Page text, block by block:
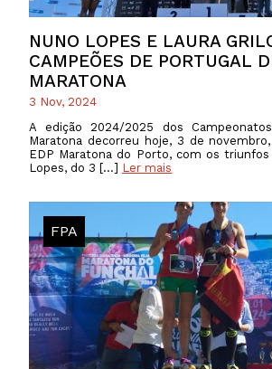
NUNO LOPES E LAURA
CAMPEÕES DE PORTUGAL
MARATONA
3 Nov, 2024
A edição 2024/2025 dos
Maratona decorreu hoje, 3 de
EDP Maratona do Porto, com os
Lopes, do 3 […] Ler mais
FPA